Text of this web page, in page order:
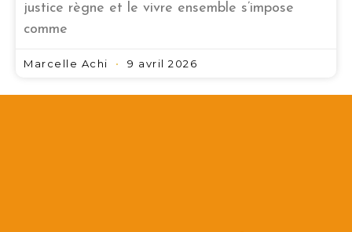
justice règne et le vivre ensemble s’impose
comme
Marcelle Achi 9 avril 2026